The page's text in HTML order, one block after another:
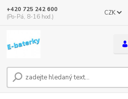
CZK
+420 725 242 600
(Po-Pá, 8-16 hod.)